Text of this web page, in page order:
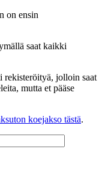
on ensin
saat kaikki
rekisteröityä, jolloin saat
mutta et pääse
koejakso tästä.